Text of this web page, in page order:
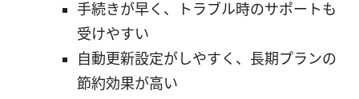
手続きが早く、トラブル時のサポートも
受けやすい
自動更新設定がしやすく、長期プランの
節約効果が高い